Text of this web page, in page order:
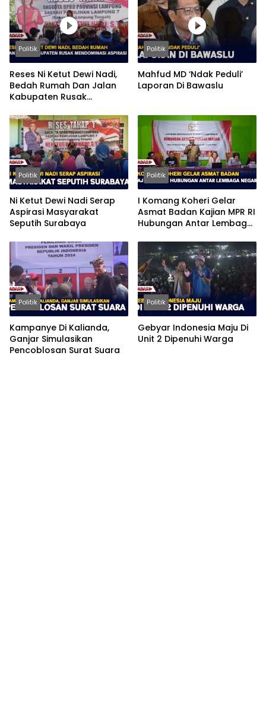
Politik
Reses Ni Ketut Dewi Nadi,
Bedah Rumah Dan Jalan
Kabupaten Rusak
Politik
Mahfud MD ‘Ndak Peduli’
Laporan Di Bawaslu
Politik
Ni Ketut Dewi Nadi Serap
Aspirasi Masyarakat
Seputih Surabaya
Politik
I Komang Koheri Gelar
Asmat Badan Kajian MPR RI
Hubungan Antar Lembaga
Politik
Kampanye Di Kalianda,
Ganjar Simulasikan
Pencoblosan Surat Suara
Politik
Gebyar Indonesia Maju Di
Unit 2 Dipenuhi Warga